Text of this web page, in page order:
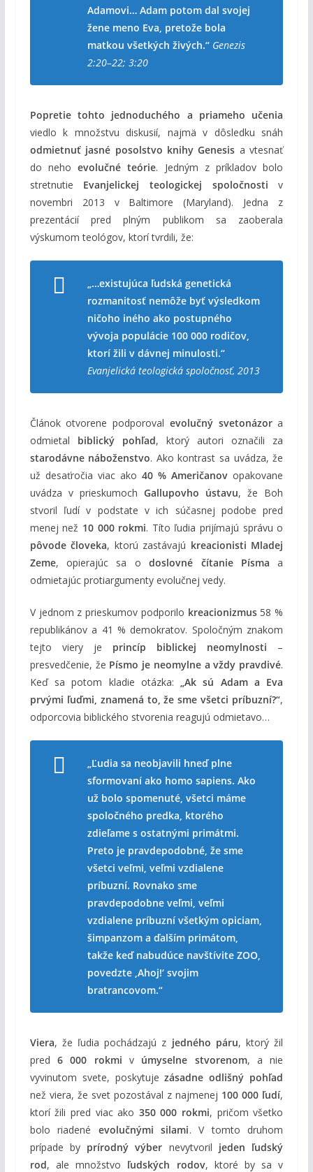
Adamovi… Adam potom dal svojej
žene meno Eva, pretože bola
matkou všetkých živých.“ Genezis
2:20–22; 3:20
Popretie tohto jednoduchého a priameho učenia
viedlo k množstvu diskusií, najmä v dôsledku snáh
odmietnuť jasné posolstvo knihy Genesis a vtesnať
do nehoevolučné teórie. Jedným z príkladov bolo
stretnutie Evanjelickej teologickej spoločnosti v
novembri 2013 v Baltimore (Maryland). Jedna z
prezentácií pred plným publikom sa zaoberala
výskumom teológov, ktorí tvrdili, že:
„…existujúca ľudská genetická
rozmanitosť nemôže byť výsledkom
ničoho iného ako postupného
vývoja populácie 100 000 rodičov,
ktorí žili v dávnej minulosti.“
Evanjelická teologická spoločnosť, 2013
Článok otvorene podporoval evolučný svetonázora
odmietal biblický pohľad, ktorý autori označili za
starodávne náboženstvo. Ako kontrast sa uvádza, že
už desaťročia viac ako40 % Američanov opakovane
uvádza v prieskumoch Gallupovho ústavu, že Boh
stvoril ľudí v podstate v ich súčasnej podobe pred
menej než 10 000 rokmi. Títo ľudia prijímajú správu o
pôvode človeka, ktorú zastávajú kreacionisti Mladej
Zeme, opierajúc sa odoslovné čítanie Písma a
odmietajúc protiargumenty evolučnej vedy.
V jednom z prieskumov podporilo kreacionizmus58 %
republikánov a 41 % demokratov. Spoločným znakom
tejto viery je princíp biblickej neomylnosti –
presvedčenie, že Písmo je neomylne a vždy pravdivé.
Keď sa potom kladie otázka:„Ak sú Adam a Eva
prvými ľuďmi, znamená to, že sme všetci príbuzní?“,
odporcovia biblického stvorenia reagujú odmietavo…
„Ľudia sa neobjavili hneď plne
sformovaní ako homo sapiens. Ako
už bolo spomenuté, všetci máme
spoločného predka, ktorého
zdieľame s ostatnými primátmi.
Preto je pravdepodobné, že sme
všetci veľmi, veľmi vzdialene
príbuzní. Rovnako sme
pravdepodobne veľmi, veľmi
vzdialene príbuzní všetkým opiciam,
šimpanzom a ďalším primátom,
takže keď nabudúce navštívite ZOO,
povedzte ‚Ahoj!‘ svojim
bratrancovom.“
Viera, že ľudia pochádzajú z jedného páru, ktorý žil
pred6 000 rokmi v úmyselne stvorenom, a nie
vyvinutom svete, poskytujezásadne odlišný pohľad
než viera, že svet pozostával z najmenej 100 000 ľudí,
ktorí žili pred viac ako 350 000 rokmi, pričom všetko
bolo riadené evolučnými silami. V tomto druhom
prípade by prírodný výber nevytvoril jeden ľudský
rod, ale množstvo ľudských rodov, ktoré by sa v